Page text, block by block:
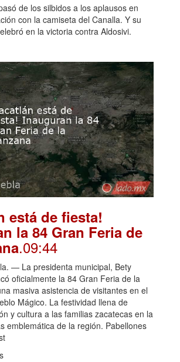
de los silbidos a los aplausos en
con la camiseta del Canalla. Y su
en la victoria contra Aldosivi.
está de fiesta!
la 84 Gran Feria de
.09:44
— La presidenta municipal, Bety
oficialmente la 84 Gran Feria de la
masiva asistencia de visitantes en el
Mágico. La festividad llena de
y cultura a las familias zacatecas en la
emblemática de la región. Pabellones